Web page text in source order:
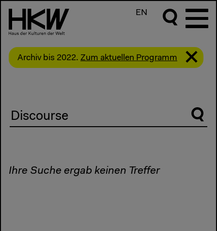
EN
Archiv bis 2022. Zum aktuellen Programm
Suche
Ihre Suche ergab keinen Treffer